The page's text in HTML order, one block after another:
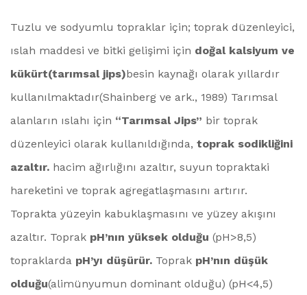
Tuzlu ve sodyumlu topraklar için; toprak düzenleyici,
ıslah maddesi ve bitki gelişimi için doğal kalsiyum ve
kükürt(tarımsal jips)besin kaynağı olarak yıllardır
kullanılmaktadır(Shainberg ve ark., 1989) Tarımsal
alanların ıslahı için “Tarımsal Jips” bir toprak
düzenleyici olarak kullanıldığında, toprak sodikliğini
azaltır. hacim ağırlığını azaltır, suyun topraktaki
hareketini ve toprak agregatlaşmasını artırır.
Toprakta yüzeyin kabuklaşmasını ve yüzey akışını
azaltır. Toprak pH’nın yüksek olduğu (pH>8,5)
topraklarda pH’yı düşürür. Toprak pH’nın düşük
olduğu(alimünyumun dominant olduğu) (pH<4,5)